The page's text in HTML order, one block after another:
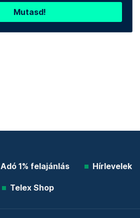
Mutasd!
Adó 1% felajánlás Hírlevelek
Telex Shop